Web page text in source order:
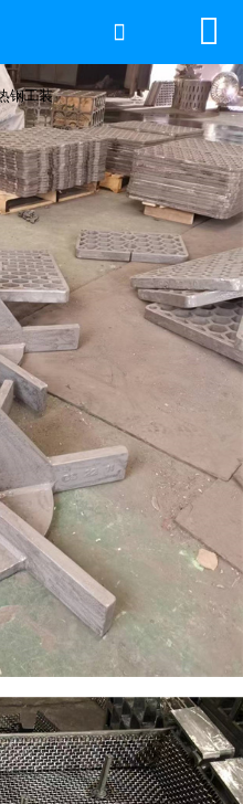
网站首页
2026年国际足联世界杯
产品中心
服务优势
新闻资讯
工程案例
厂容厂景
荣誉资质
联系我们
钢工装
 